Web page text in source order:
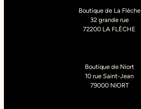
Boutique de La Flèche
32 grande rue
72200 LA FLÈCHE
Boutique de Niort
10 rue Saint-Jean
79000 NIORT